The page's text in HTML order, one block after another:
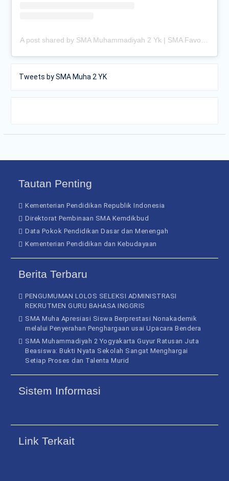
Tweets by SMA Muha 2 YK
Tautan Penting
Kementerian Pendidikan Republik Indonesia
Direktorat Pembinaan SMA Kemdikbud
Data Pokok Pendidikan Dasar dan Menengah
Kementerian Pendidikan dan Kebudayaan
Berita Terbaru
PENGUMUMAN LOLOS SELEKSI ADMINISTRASI
REKRUTMEN GURU BAHASA INGGRIS
SMA Muha Apresiasi Siswa Berprestasi Nonakademik
melalui Penyerahan Penghargaan usai Upacara Bendera
SMA Muhammadiyah 2 Yogyakarta Guyur Ratusan Juta
Beasiswa: Bukti Nyata Sekolah Sangat Menghargai
Setiap Proses dan Talenta Murid
Sistem Informasi
Link Terkait